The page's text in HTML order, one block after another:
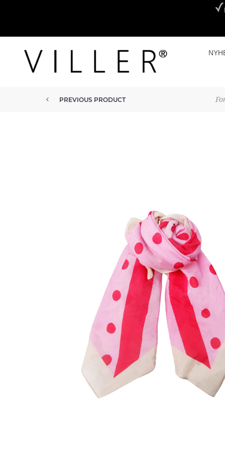
PREVIOUS PRODUCT